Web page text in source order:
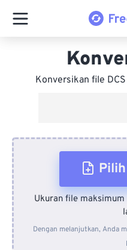
Konversikan file
Dari
Ukuran file maksimum
Dengan melanjutkan, Anda